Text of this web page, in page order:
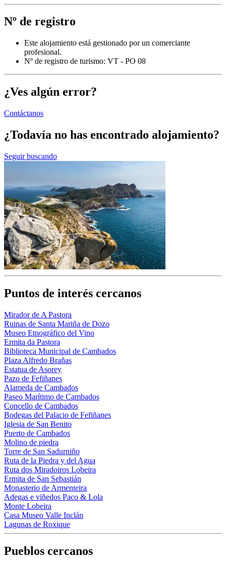
Nº de registro
Este alojamiento está gestionado por un comerciante
profesional.
Nº de registro de turismo: VT - PO 08
¿Ves algún error?
Contáctanos
¿Todavía no has encontrado alojamiento?
Seguir buscando
Puntos de interés cercanos
Mirador de A Pastora
Ruinas de Santa Mariña de Dozo
Museo Etnográfico del Vino
Ermita da Pastora
Biblioteca Municipal de Cambados
Plaza Alfredo Brañas
Estatua de Asorey
Pazo de Fefiñanes
Alameda de Cambados
Paseo Marítimo de Cambados
Concello de Cambados
Bodegas del Palacio de Fefiñanes
Iglesia de San Benito
Puerto de Cambados
Molino de piedra
Torre de San Sadurniño
Ruta de la Piedra y del Agua
Ruta dos Miradoiros Lobeira
Ermita de San Sebastián
Monasterio de Armenteira
Adegas e viñedos Paco & Lola
Monte Lobeira
Casa Museo Valle Inclán
Lagunas de Roxique
Pueblos cercanos